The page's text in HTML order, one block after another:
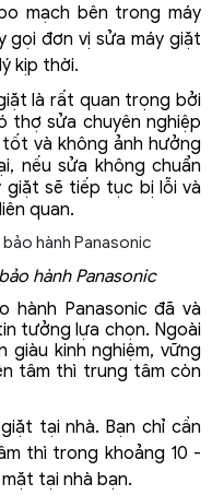
mạch bên trong máy
gọi đơn vị sửa máy giặt
kịp thời.
là rất quan trọng bởi
thợ sửa chuyên nghiệp
và không ảnh hưởng
nếu sửa không chuẩn
sẽ tiếp tục bị lỗi và
quan.
hành Panasonic
hành Panasonic đã và
tưởng lựa chọn. Ngoài
giàu kinh nghiệm, vững
tâm thì trung tâm còn
tại nhà. Bạn chỉ cần
thì trong khoảng 10 -
tại nhà bạn.